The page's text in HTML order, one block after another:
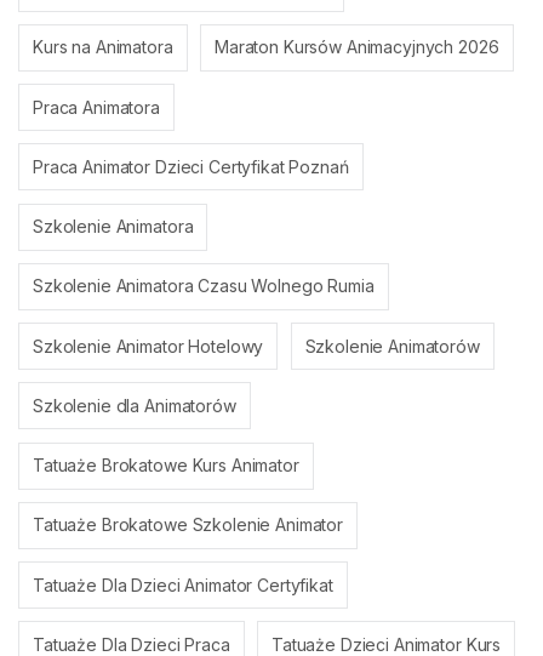
Kurs na Animatora Maraton Kursów Animacyjnych 2026
Praca Animatora
Praca Animator Dzieci Certyfikat Poznań
Szkolenie Animatora
Szkolenie Animatora Czasu Wolnego Rumia
Szkolenie Animator Hotelowy Szkolenie Animatorów
Szkolenie dla Animatorów
Tatuaże Brokatowe Kurs Animator
Tatuaże Brokatowe Szkolenie Animator
Tatuaże Dla Dzieci Animator Certyfikat
Tatuaże Dla Dzieci Praca Tatuaże Dzieci Animator Kurs